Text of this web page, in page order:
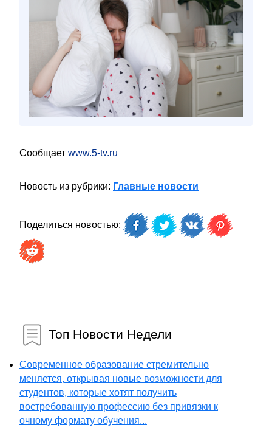
Сообщает www.5-tv.ru
Новость из рубрики: Главные новости
Поделиться новостью:
Топ Новости Недели
Современное образование стремительно
меняется, открывая новые возможности для
студентов, которые хотят получить
востребованную профессию без привязки к
очному формату обучения...